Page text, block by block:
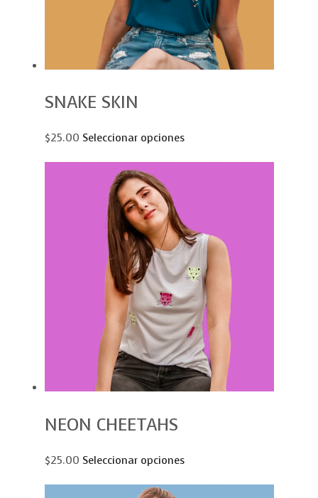
SNAKE SKIN
$25.00 Seleccionar opciones
NEON CHEETAHS
$25.00 Seleccionar opciones